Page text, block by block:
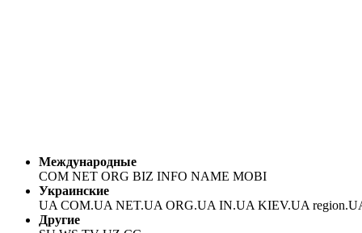
Международные
COM NET ORG BIZ INFO NAME MOBI
Украинские
UA COM.UA NET.UA ORG.UA IN.UA KIEV.UA
Другие